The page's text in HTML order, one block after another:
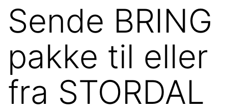
Sende BRING
pakke til eller
fra STORDAL